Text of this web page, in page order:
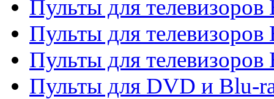
Пульты для
Пульты для
Пульты для
Пульты для DVD и Blu-